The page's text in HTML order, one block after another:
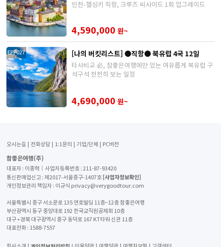
인천-헬싱키 직항, 크루즈 씨사이드 1회 업그레이드
4,590,000 원~
EPP027 [나의 버킷리스트] ●직항● 북유럽 4국 12일
타사비교 必, 참좋은여행에만 있는 여유롭게 북유럽 구
석구석 천천히 보는 일정
4,690,000 원~
오시는길 전화상담 1:1문의 기업/단체 PC버전
참좋은여행(주)
대표자 : 이종혁│사업자등록번호 : 211-87-93420
통신판매업신고 : 제2017-서울중구-1407호 [사업자정보확인]
개인정보관리 책임자 : 이규식 privacy@verygoodtour.com
서울특별시 중구 서소문로 135 연호빌딩 11층~12층 참좋은여행
부산광역시 동구 중앙대로 192 한국교직원공제회 10층
대구 • 경북 대구광역시 중구 동덕로 167 KT타워 신관 11층
대표전화 : 1588-7557